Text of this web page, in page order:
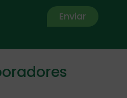
Enviar